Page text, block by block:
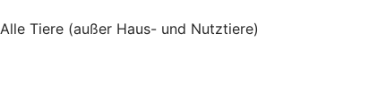
Alle Tiere (außer Haus- und Nutztiere)